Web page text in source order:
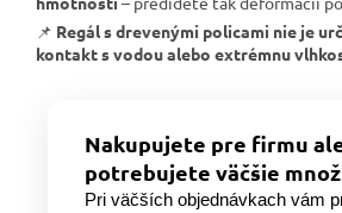
📌 Regál s drevenými policami nie je
kontakt s vodou alebo extrémnu
Nakupujete pre firmu
potrebujete väčšie
Pri väčších objednávkach vám